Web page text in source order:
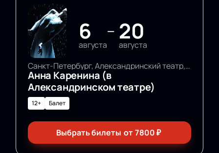
6
августа
— 20
августа
Санкт-Петербург, Александринский театр, Основная сцена
Анна Каренина (в
Александринском театре)
12+ Балет
Выбрать билеты от7800₽